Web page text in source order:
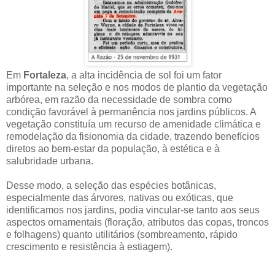
Em Fortaleza, a alta incidência de sol foi um fator
importante na seleção e nos modos de plantio da vegetação
arbórea, em razão da necessidade de sombra como
condição favorável à permanência nos jardins públicos. A
vegetação constituía um recurso de amenidade climática e
remodelação da fisionomia da cidade, trazendo benefícios
diretos ao bem-estar da população, à estética e à
salubridade urbana.
Desse modo, a seleção das espécies botânicas,
especialmente das árvores, nativas ou exóticas, que
identificamos nos jardins, podia vincular-se tanto aos seus
aspectos ornamentais (floração, atributos das copas, troncos
e folhagens) quanto utilitários (sombreamento, rápido
crescimento e resistência à estiagem).